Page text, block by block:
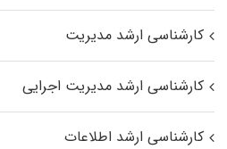
کارشناسی ارشد مدیریت
کارشناسی ارشد مدیریت اجرایی
کارشناسی ارشد اطلاعات